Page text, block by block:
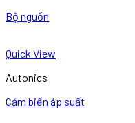
Bộ nguồn
Quick View
Autonics
Cảm biến áp suất